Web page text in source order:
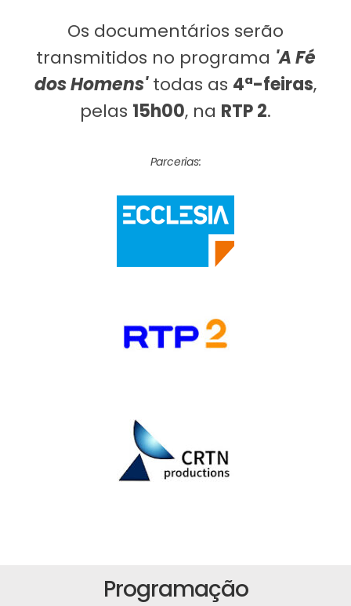
Os documentários serão
transmitidos no programa 'A Fé
dos Homens'todas as 4ª-feiras,
pelas 15h00, na RTP 2.
Parcerias:
Programação